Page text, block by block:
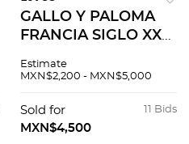
GALLO Y PALOMA
FRANCIA SIGLO XX
transparente
Acabado opaco 29
cm altura mayor D...
Estimate
MXN$2,200 - MXN$5,000
11 Bids
Sold for
MXN$4,500